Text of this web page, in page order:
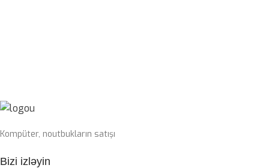
Kompüter, noutbukların satışı
Bizi izləyin